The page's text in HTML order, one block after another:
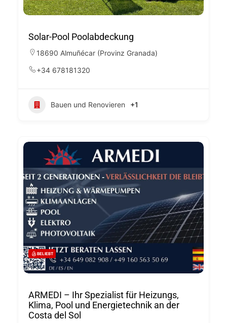
Solar-Pool Poolabdeckung
18690 Almuñécar (Provinz Granada)
+34 678181320
Bauen und Renovieren +1
BELIEBT
ARMEDI – Ihr Spezialist für Heizungs,
Klima, Pool und Energietechnik an der
Costa del Sol